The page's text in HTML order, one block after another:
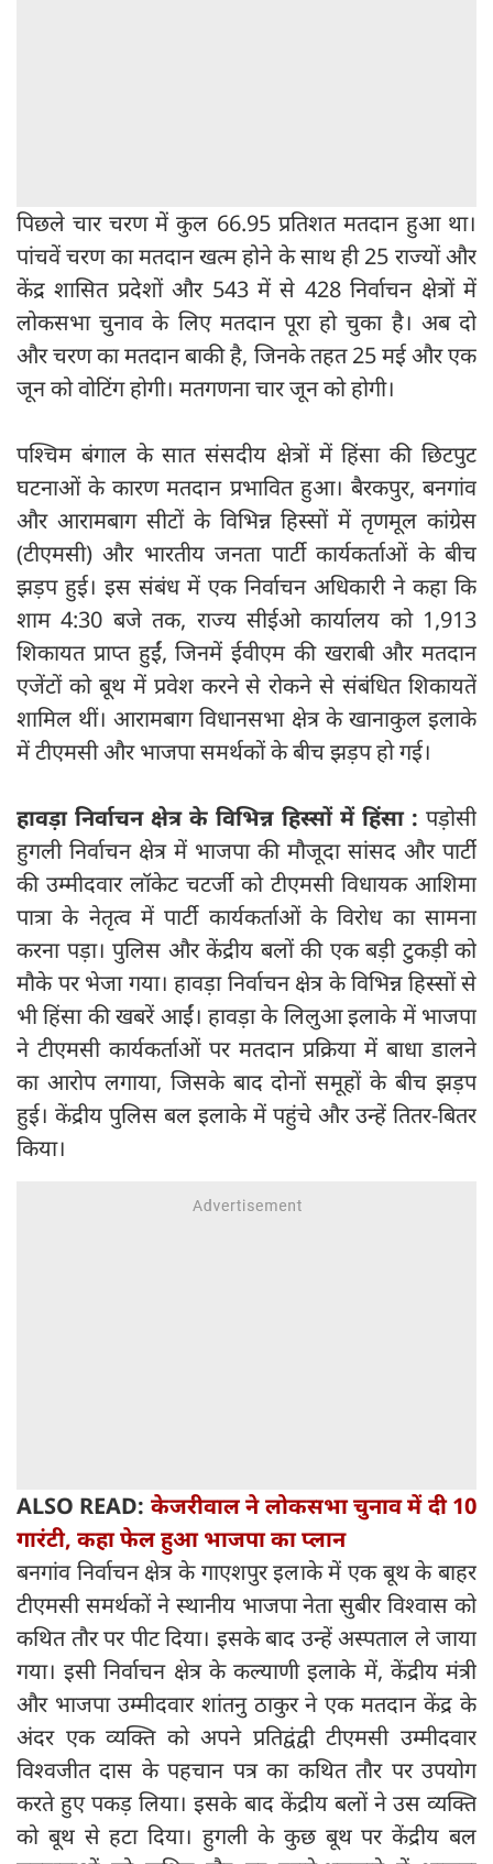
पिछले चार चरण में कुल 66.95 प्रतिशत मतदान हुआ था।
पांचवें चरण का मतदान खत्म होने के साथ ही 25 राज्यों और
केंद्र शासित प्रदेशों और 543 में से 428 निर्वाचन क्षेत्रों में
लोकसभा चुनाव के लिए मतदान पूरा हो चुका है। अब दो
और चरण का मतदान बाकी है, जिनके तहत 25 मई और एक
जून को वोटिंग होगी। मतगणना चार जून को होगी।
पश्चिम बंगाल के सात संसदीय क्षेत्रों में हिंसा की छिटपुट
घटनाओं के कारण मतदान प्रभावित हुआ। बैरकपुर, बनगांव
और आरामबाग सीटों के विभिन्न हिस्सों में तृणमूल कांग्रेस
(टीएमसी) और भारतीय जनता पार्टी कार्यकर्ताओं के बीच
झड़प हुई। इस संबंध में एक निर्वाचन अधिकारी ने कहा कि
शाम 4:30 बजे तक, राज्य सीईओ कार्यालय को 1,913
शिकायत प्राप्त हुईं, जिनमें ईवीएम की खराबी और मतदान
एजेंटों को बूथ में प्रवेश करने से रोकने से संबंधित शिकायतें
शामिल थीं। आरामबाग विधानसभा क्षेत्र के खानाकुल इलाके
में टीएमसी और भाजपा समर्थकों के बीच झड़प हो गई।
हावड़ा निर्वाचन क्षेत्र के विभिन्न हिस्सों में हिंसा : पड़ोसी
हुगली निर्वाचन क्षेत्र में भाजपा की मौजूदा सांसद और पार्टी
की उम्मीदवार लॉकेट चटर्जी को टीएमसी विधायक आशिमा
पात्रा के नेतृत्व में पार्टी कार्यकर्ताओं के विरोध का सामना
करना पड़ा। पुलिस और केंद्रीय बलों की एक बड़ी टुकड़ी को
मौके पर भेजा गया। हावड़ा निर्वाचन क्षेत्र के विभिन्न हिस्सों से
भी हिंसा की खबरें आईं। हावड़ा के लिलुआ इलाके में भाजपा
ने टीएमसी कार्यकर्ताओं पर मतदान प्रक्रिया में बाधा डालने
का आरोप लगाया, जिसके बाद दोनों समूहों के बीच झड़प
हुई। केंद्रीय पुलिस बल इलाके में पहुंचे और उन्हें तितर-बितर
किया।
ALSO READ: केजरीवाल ने लोकसभा चुनाव में दी 10
गारंटी, कहा फेल हुआ भाजपा का प्लान
बनगांव निर्वाचन क्षेत्र के गाएशपुर इलाके में एक बूथ के बाहर
टीएमसी समर्थकों ने स्थानीय भाजपा नेता सुबीर विश्वास को
कथित तौर पर पीट दिया। इसके बाद उन्हें अस्पताल ले जाया
गया। इसी निर्वाचन क्षेत्र के कल्याणी इलाके में, केंद्रीय मंत्री
और भाजपा उम्मीदवार शांतनु ठाकुर ने एक मतदान केंद्र के
अंदर एक व्यक्ति को अपने प्रतिद्वंद्वी टीएमसी उम्मीदवार
विश्वजीत दास के पहचान पत्र का कथित तौर पर उपयोग
करते हुए पकड़ लिया। इसके बाद केंद्रीय बलों ने उस व्यक्ति
को बूथ से हटा दिया। हुगली के कुछ बूथ पर केंद्रीय बल